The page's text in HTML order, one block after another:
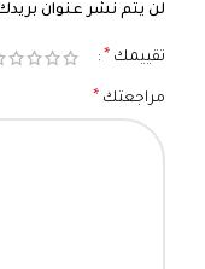
لن يتم نشر عنوان بريدك
تقييمك *
مراجعتك *